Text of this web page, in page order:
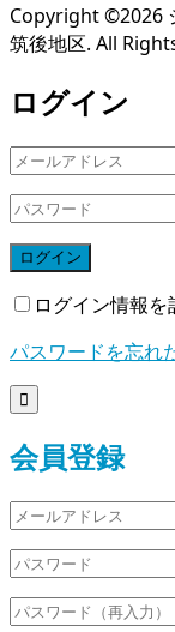
Copyright ©2026
筑後地区. All
ログイン
ログイン
ログイン情報を
パスワードを忘れ

会員登録